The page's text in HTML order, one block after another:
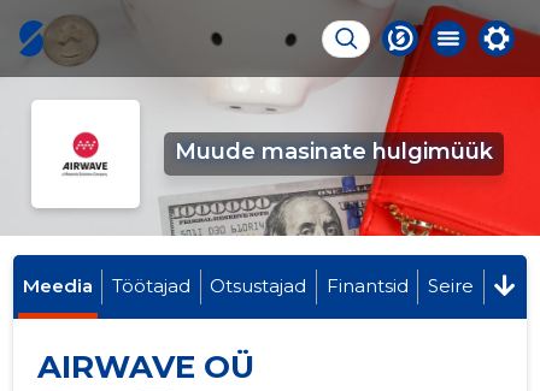
Muude masinate hulgimüük
Meedia Töötajad Otsustajad Finantsid Seire
AIRWAVE OÜ